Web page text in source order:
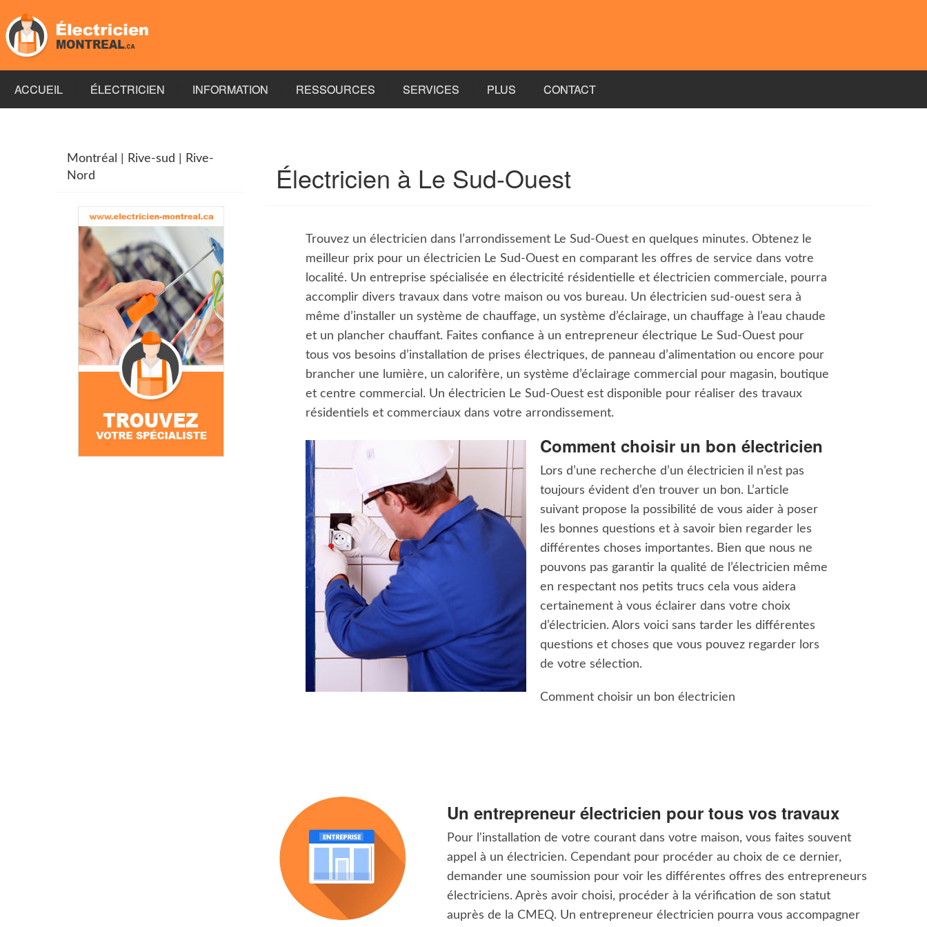
ACCUEIL ÉLECTRICIEN INFORMATION RESSOURCES SERVICES PLUS CONTACT
Montréal | Rive-sud | Rive-
Nord
Électricien à Le Sud-Ouest
Trouvez un électricien dans l’arrondissement Le Sud-Ouest en quelques minutes. Obtenez le
meilleur prix pour un électricien Le Sud-Ouest en comparant les offres de service dans votre
localité. Un entreprise spécialisée en électricité résidentielle et électricien commerciale, pourra
accomplir divers travaux dans votre maison ou vos bureau. Un électricien sud-ouest sera à
même d’installer un système de chauffage, un système d’éclairage, un chauffage à l’eau chaude
et un plancher chauffant. Faites confiance à un entrepreneur électrique Le Sud-Ouest pour
tous vos besoins d’installation de prises électriques, de panneau d’alimentation ou encore pour
brancher une lumière, un calorifère, un système d’éclairage commercial pour magasin, boutique
et centre commercial. Un électricien Le Sud-Ouest est disponible pour réaliser des travaux
résidentiels et commerciaux dans votre arrondissement.
Comment choisir un bon électricien
Lors d’une recherche d’un électricien il n’est pas
toujours évident d’en trouver un bon. L’article
suivant propose la possibilité de vous aider à poser
les bonnes questions et à savoir bien regarder les
différentes choses importantes. Bien que nous ne
pouvons pas garantir la qualité de l’électricien même
en respectant nos petits trucs cela vous aidera
certainement à vous éclairer dans votre choix
d’électricien. Alors voici sans tarder les différentes
questions et choses que vous pouvez regarder lors
de votre sélection.
Comment choisir un bon électricien
Un entrepreneur électricien pour tous vos travaux
Pour l'installation de votre courant dans votre maison, vous faites souvent
appel à un électricien. Cependant pour procéder au choix de ce dernier,
demander une soumission pour voir les différentes offres des entrepreneurs
électriciens. Après avoir choisi, procéder à la vérification de son statut
auprès de la CMEQ. Un entrepreneur électricien pourra vous accompagner